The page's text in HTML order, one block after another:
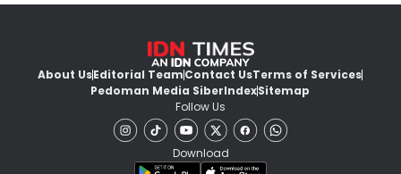
About UsEditorial TeamContact UsTerms of Services
Pedoman Media SiberIndexSitemap
Follow Us
Download